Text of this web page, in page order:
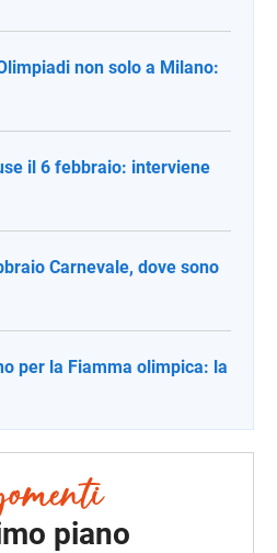
non solo a Milano:
il 6 febbraio: interviene
Carnevale, dove sono
per la Fiamma olimpica: la
piano